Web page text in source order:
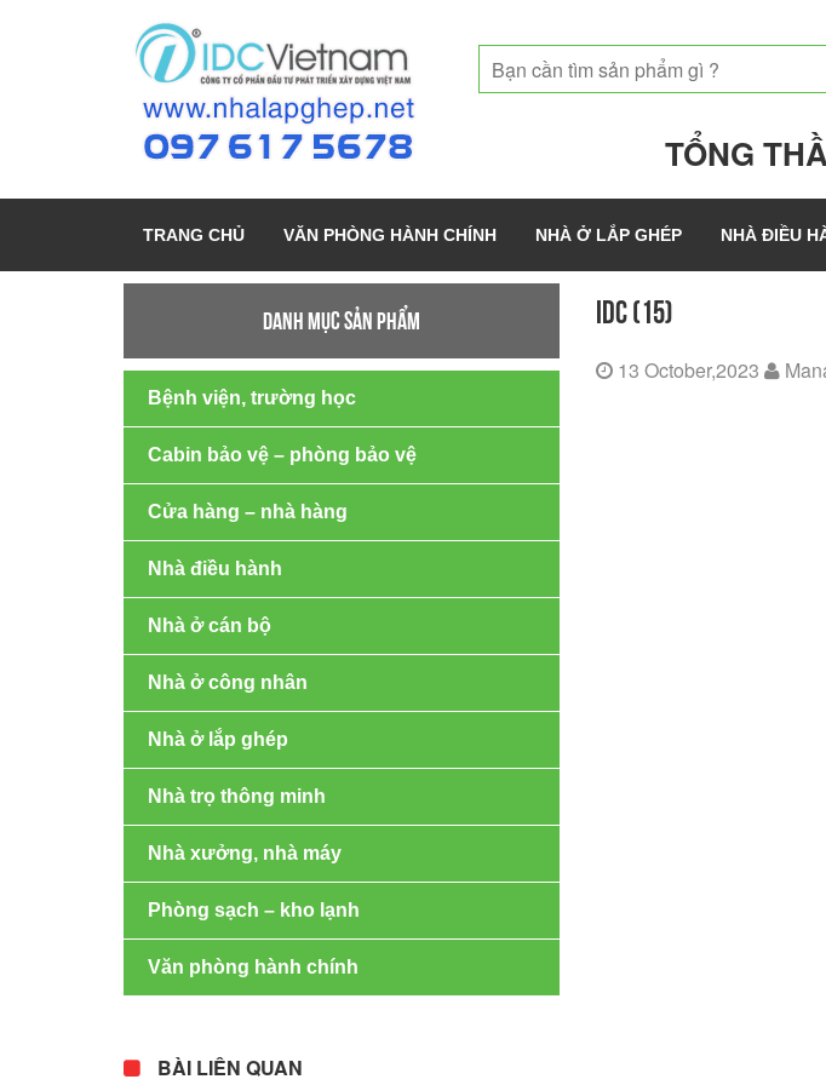
TỔNG
TRANG CHỦ VĂN PHÒNG HÀNH CHÍNH NHÀ Ở LẮP GHÉP NHÀ ĐIỀU
DANH MỤC SẢN PHẨM
Bệnh viện, trường học
Cabin bảo vệ – phòng bảo vệ
Cửa hàng – nhà hàng
Nhà điều hành
Nhà ở cán bộ
Nhà ở công nhân
Nhà ở lắp ghép
Nhà trọ thông minh
Nhà xưởng, nhà máy
Phòng sạch – kho lạnh
Văn phòng hành chính
IDC (15)
13 October,2023
BÀI LIÊN QUAN